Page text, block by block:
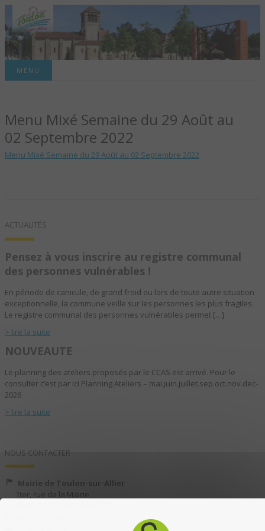
TOULON-SUR-
ALLIER – SITE
OFFICIEL DE LA
MENU
Menu Mixé Semaine du 29 Août au
02 Septembre 2022
Menu Mixé Semaine du 29 Août au 02 Septembre 2022
ACTUALITÉS
Pensez à vous inscrire au registre communal
des personnes vulnérables !
En période de canicule, de grand froid ou lors de toute autre situation
exceptionnelle, la commune veille sur les personnes les plus fragiles.
Le registre communal des personnes vulnérables permet […]
> lire la suite
NOUVEAUTE
Le planning des ateliers proposés par le CCAS est arrivé. Pour le
consulter c’est par ici Planning Ateliers – mai.juin.juillet.sep.oct.nov.dec-
2026
> lire la suite
NOUS CONTACTER
Mairie de Toulon-sur-Allier
1ter, rue de la Mairie